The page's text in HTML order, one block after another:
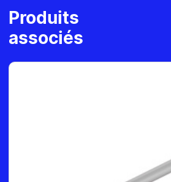
Produits
associés